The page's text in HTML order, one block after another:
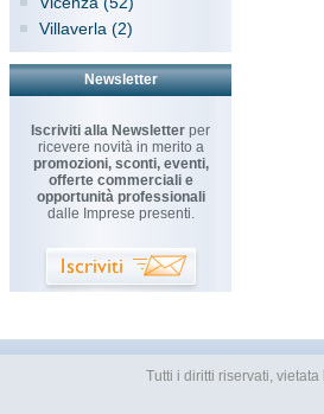
Villaverla (2)
Newsletter
Iscriviti alla Newsletter per
ricevere novità in merito a
promozioni, sconti, eventi,
offerte commerciali e
opportunità professionali
dalle Imprese presenti.
Tutti i diritti riservati,